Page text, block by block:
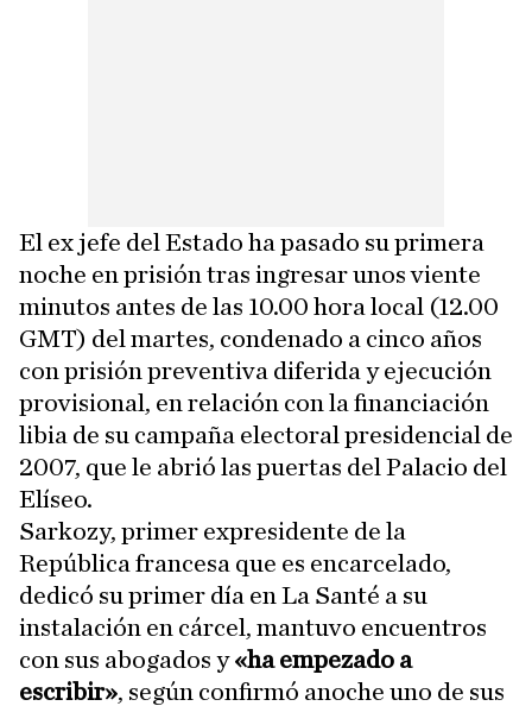
El ex jefe del Estado ha pasado su primera
noche en prisión tras ingresar unos viente
minutos antes de las 10.00 hora local (12.00
GMT) del martes, condenado a cinco años
con prisión preventiva diferida y ejecución
provisional, en relación con la financiación
libia de su campaña electoral presidencial de
2007, que le abrió las puertas del Palacio del
Elíseo.
Sarkozy, primer expresidente de la
República francesa que es encarcelado,
dedicó su primer día en La Santé a su
instalación en cárcel, mantuvo encuentros
con sus abogados y«ha empezado a
escribir», según confirmó anoche uno de sus